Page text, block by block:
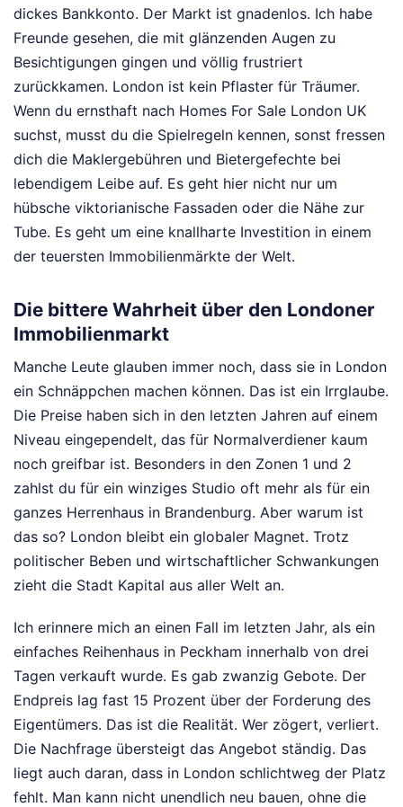
dickes Bankkonto. Der Markt ist gnadenlos. Ich habe
Freunde gesehen, die mit glänzenden Augen zu
Besichtigungen gingen und völlig frustriert
zurückkamen. London ist kein Pflaster für Träumer.
Wenn du ernsthaft nach Homes For Sale London UK
suchst, musst du die Spielregeln kennen, sonst fressen
dich die Maklergebühren und Bietergefechte bei
lebendigem Leibe auf. Es geht hier nicht nur um
hübsche viktorianische Fassaden oder die Nähe zur
Tube. Es geht um eine knallharte Investition in einem
der teuersten Immobilienmärkte der Welt.
Die bittere Wahrheit über den Londoner
Immobilienmarkt
Manche Leute glauben immer noch, dass sie in London
ein Schnäppchen machen können. Das ist ein Irrglaube.
Die Preise haben sich in den letzten Jahren auf einem
Niveau eingependelt, das für Normalverdiener kaum
noch greifbar ist. Besonders in den Zonen 1 und 2
zahlst du für ein winziges Studio oft mehr als für ein
ganzes Herrenhaus in Brandenburg. Aber warum ist
das so? London bleibt ein globaler Magnet. Trotz
politischer Beben und wirtschaftlicher Schwankungen
zieht die Stadt Kapital aus aller Welt an.
Ich erinnere mich an einen Fall im letzten Jahr, als ein
einfaches Reihenhaus in Peckham innerhalb von drei
Tagen verkauft wurde. Es gab zwanzig Gebote. Der
Endpreis lag fast 15 Prozent über der Forderung des
Eigentümers. Das ist die Realität. Wer zögert, verliert.
Die Nachfrage übersteigt das Angebot ständig. Das
liegt auch daran, dass in London schlichtweg der Platz
fehlt. Man kann nicht unendlich neu bauen, ohne die